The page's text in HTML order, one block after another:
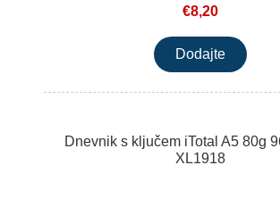
€8,20
Dnevnik s ključem iTotal A5 80g
XL1918